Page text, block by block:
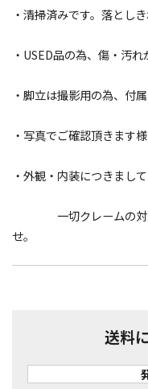
・清掃済みです。落とし
・USED品の為、傷・汚れ
・脚立は撮影用の為、付
・写真でご確認頂きます
・外観・内装につきまし
一切クレームの対象
せ。
送料